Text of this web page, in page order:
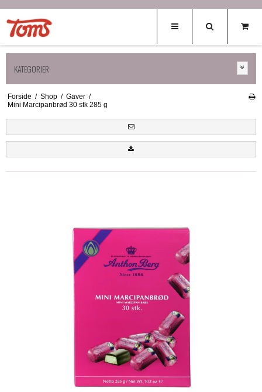
KATEGORIER
Forside / Shop / Gaver /
Mini Marcipanbrød 30 stk 285 g